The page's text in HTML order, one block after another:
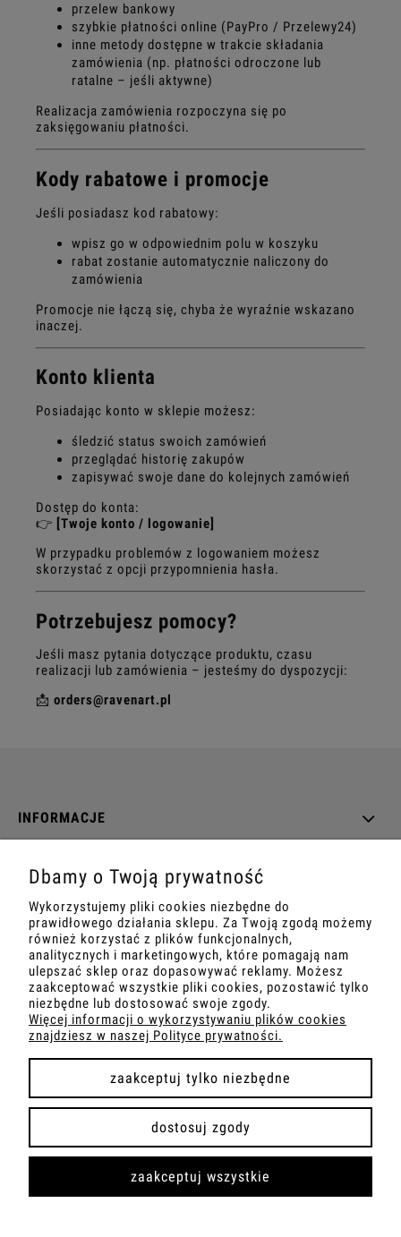
przelew bankowy
szybkie płatności online (PayPro / Przelewy24)
inne metody dostępne w trakcie składania
zamówienia (np. płatności odroczone lub
ratalne – jeśli aktywne)
Realizacja zamówienia rozpoczyna się po
zaksięgowaniu płatności.
Kody rabatowe i promocje
Jeśli posiadasz kod rabatowy:
wpisz go w odpowiednim polu w koszyku
rabat zostanie automatycznie naliczony do
zamówienia
Promocje nie łączą się, chyba że wyraźnie wskazano
inaczej.
Konto klienta
Posiadając konto w sklepie możesz:
śledzić status swoich zamówień
przeglądać historię zakupów
zapisywać swoje dane do kolejnych zamówień
Dostęp do konta:
👉 [Twoje konto / logowanie]
W przypadku problemów z logowaniem możesz
skorzystać z opcji przypomnienia hasła.
Potrzebujesz pomocy?
Jeśli masz pytania dotyczące produktu, czasu
realizacji lub zamówienia – jesteśmy do dyspozycji:
📩 orders@ravenart.pl
INFORMACJE
DANE TECHNICZNE
pokaż pełną wersję strony
Sklep internetowy Shoper.pl
Dbamy o Twoją prywatność
Wykorzystujemy pliki cookies niezbędne do
prawidłowego działania sklepu. Za Twoją zgodą możemy
również korzystać z plików funkcjonalnych,
analitycznych i marketingowych, które pomagają nam
ulepszać sklep oraz dopasowywać reklamy. Możesz
zaakceptować wszystkie pliki cookies, pozostawić tylko
niezbędne lub dostosować swoje zgody.
Więcej informacji o wykorzystywaniu plików cookies
znajdziesz w naszej Polityce prywatności.
zaakceptuj tylko niezbędne
dostosuj zgody
zaakceptuj wszystkie